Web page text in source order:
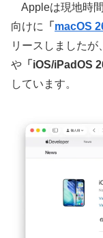
Appleは現地時
向けに
「 macOS
リースしましたが
や 「iOS/iPadOS
しています。